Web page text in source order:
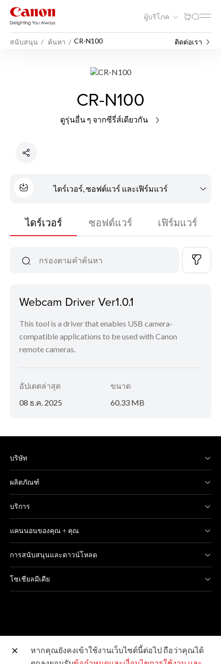
ผู้บริโภค
สนับสนุน ค้นหา CR-N100 ติดต่อเรา
CR-N100
ดูรุ่นอื่น ๆ จากซีรี่ส์เดียวกัน
ไดร์เวอร์, ซอฟต์แวร์ และเฟิร์มแวร์
ไดร์เวอร์ ซอฟต์แวร์ เฟิร์มแวร์
Webcam Driver Ver1.0.1
This tool is a driver that enables USB camera-
compatible applications to be used with Canon
remote cameras.
อัปเดตล่าสุด
08 ธ.ค. 2025
ขนาด
60.33 MB
บริษัท
ผลิตภัณฑ์
บริการ
แคนนอนของคุณ + คุณ
การสนับสนุนและดาวน์โหลด
โซเชียลมีเดีย
หากคุณยังคงเข้าใช้งานเว็บไซต์นี้ต่อไป ถือว่าคุณได้